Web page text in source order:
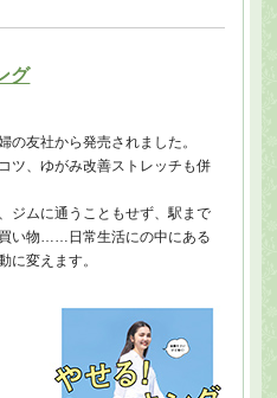
グ
の友社から発売されました。
ツ、ゆがみ改善ストレッチも併
ジムに通うこともせず、駅まで
い物……日常生活にの中にある
に変えます。